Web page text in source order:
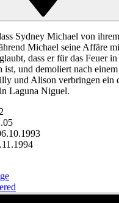
Sydney Michael von
Michael seine Affäre
dass er für das Feuer
ist, und demoliert nach
und Alison verbringen ein
Laguna Niguel.